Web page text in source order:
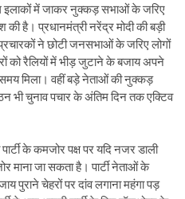
में जाकर नुक्कड़ सभाओं के जरिए
है। प्रधानमंत्री नरेंद्र मोदी की बड़ी
प्रचारकों ने छोटी जनसभाओं के जरिए लोगों
को रैलियों में भीड़ जुटाने के बजाय अपने
मिला। वहीं बड़े नेताओं की नुक्कड़
भी चुनाव पचार के अंतिम दिन तक एक्टिव
के कमजोर पक्ष पर यदि नजर डाली
माना जा सकता है। पार्टी नेताओं के
पुराने चेहरों पर दांव लगाना महंगा पड़